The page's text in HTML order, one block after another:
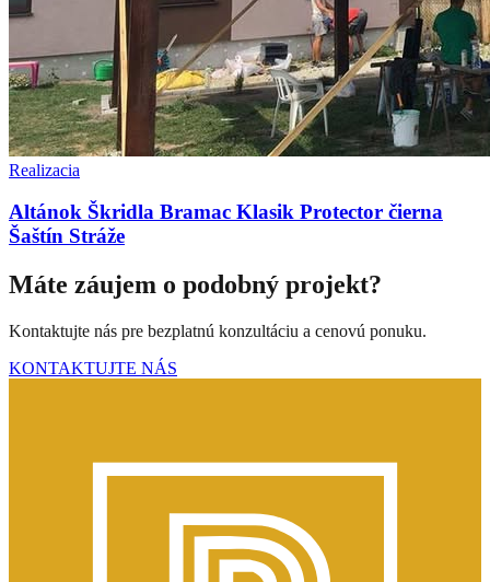
Realizacia
Altánok Škridla Bramac Klasik Protector čierna
Šaštín Stráže
Máte záujem o podobný projekt?
Kontaktujte nás pre bezplatnú konzultáciu a cenovú ponuku.
KONTAKTUJTE NÁS